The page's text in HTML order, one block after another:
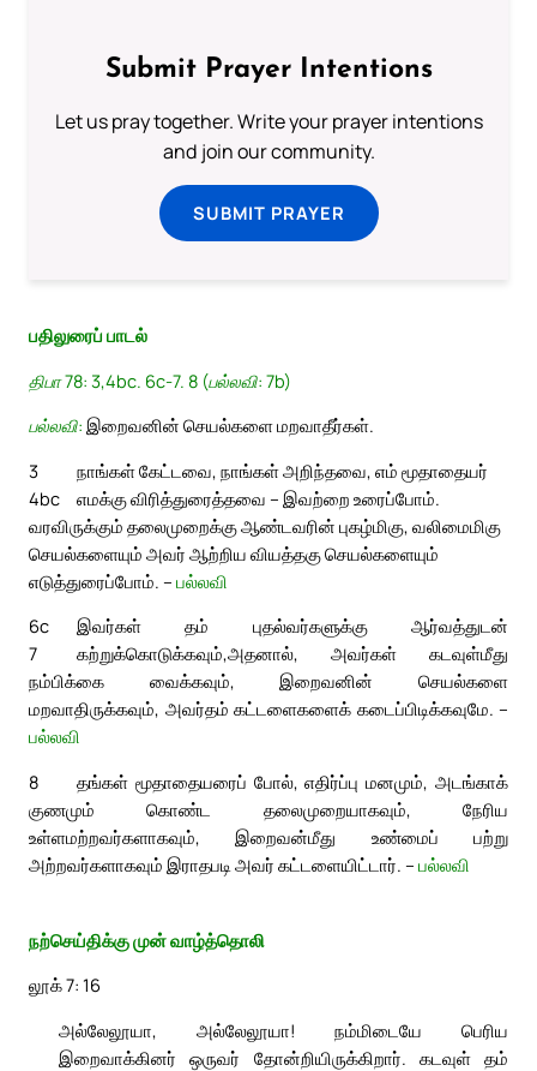
Submit Prayer Intentions
Let us pray together. Write your prayer intentions
and join our community.
SUBMIT PRAYER
பதிலுரைப் பாடல்
திபா 78: 3,4bc. 6c-7. 8 (பல்லவி: 7b)
பல்லவி: இறைவனின் செயல்களை மறவாதீர்கள்.
3
நாங்கள் கேட்டவை, நாங்கள் அறிந்தவை, எம் மூதாதையர்
எமக்கு விரித்துரைத்தவை – இவற்றை உரைப்போம்.
4bc
வரவிருக்கும் தலைமுறைக்கு ஆண்டவரின் புகழ்மிகு, வலிமைமிகு
செயல்களையும் அவர் ஆற்றிய வியத்தகு செயல்களையும்
எடுத்துரைப்போம். – பல்லவி
6c
இவர்கள் தம் புதல்வர்களுக்கு ஆர்வத்துடன்
கற்றுக்கொடுக்கவும்,
7
அதனால், அவர்கள் கடவுள்மீது
நம்பிக்கை வைக்கவும், இறைவனின் செயல்களை
மறவாதிருக்கவும், அவர்தம் கட்டளைகளைக் கடைப்பிடிக்கவுமே. –
பல்லவி
8
தங்கள் மூதாதையரைப் போல், எதிர்ப்பு மனமும், அடங்காக்
குணமும் கொண்ட தலைமுறையாகவும், நேரிய
உள்ளமற்றவர்களாகவும், இறைவன்மீது உண்மைப் பற்று
அற்றவர்களாகவும் இராதபடி அவர் கட்டளையிட்டார். – பல்லவி
நற்செய்திக்கு முன் வாழ்த்தொலி
லூக் 7: 16
அல்லேலூயா, அல்லேலூயா! நம்மிடையே பெரிய
இறைவாக்கினர் ஒருவர் தோன்றியிருக்கிறார். கடவுள் தம்